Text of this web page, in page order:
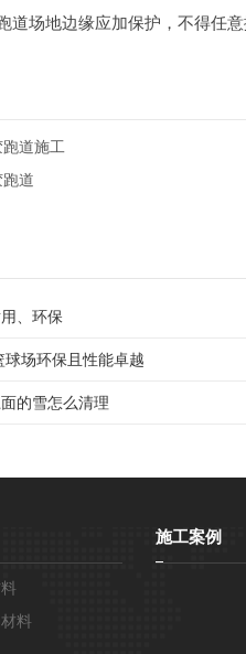
场地边缘应加保护，不得任意
道施工
道
、环保
球场环保且性能卓越
的雪怎么清理
料
施工案例